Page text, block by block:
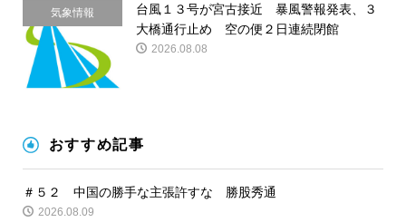
気象情報
台風１３号が宮古接近 暴風警報発表、３
大橋通行止め 空の便２日連続閉館
2026.08.08
おすすめ記事
＃５２ 中国の勝手な主張許すな 勝股秀通
2026.08.09